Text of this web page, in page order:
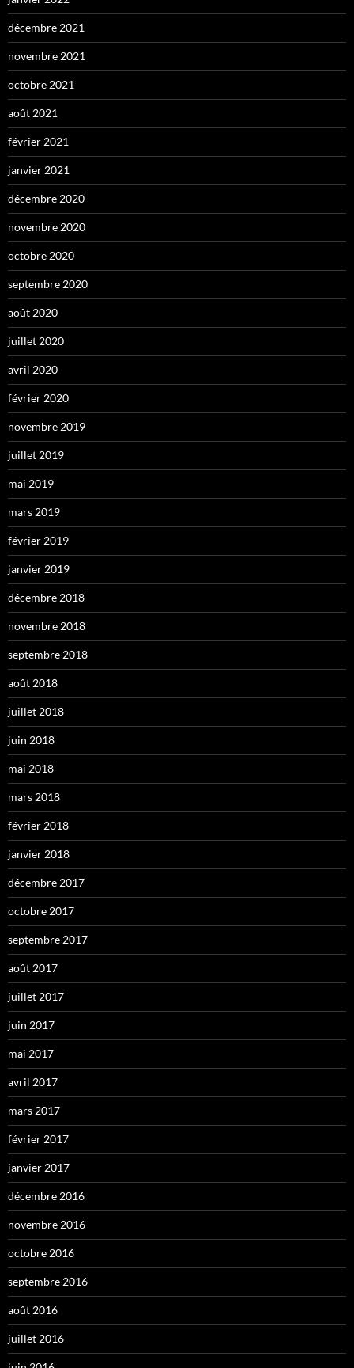
décembre 2021
novembre 2021
octobre 2021
août 2021
février 2021
janvier 2021
décembre 2020
novembre 2020
octobre 2020
septembre 2020
août 2020
juillet 2020
avril 2020
février 2020
novembre 2019
juillet 2019
mai 2019
mars 2019
février 2019
janvier 2019
décembre 2018
novembre 2018
septembre 2018
août 2018
juillet 2018
juin 2018
mai 2018
mars 2018
février 2018
janvier 2018
décembre 2017
octobre 2017
septembre 2017
août 2017
juillet 2017
juin 2017
mai 2017
avril 2017
mars 2017
février 2017
janvier 2017
décembre 2016
novembre 2016
octobre 2016
septembre 2016
août 2016
juillet 2016